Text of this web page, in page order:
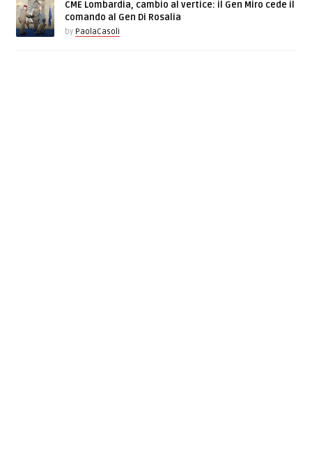
CME Lombardia, cambio al vertice: il Gen Miro cede il
comando al Gen Di Rosalia
by PaolaCasoli